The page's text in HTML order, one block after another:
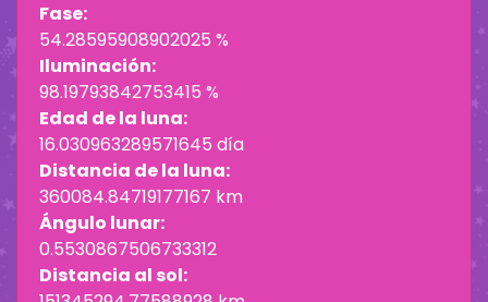
Fase:
54.28595908902025 %
Iluminación:
98.19793842753415 %
Edad de la luna:
16.030963289571645 día
Distancia de la luna:
360084.84719177167 km
Ángulo lunar:
0.5530867506733312
Distancia al sol: